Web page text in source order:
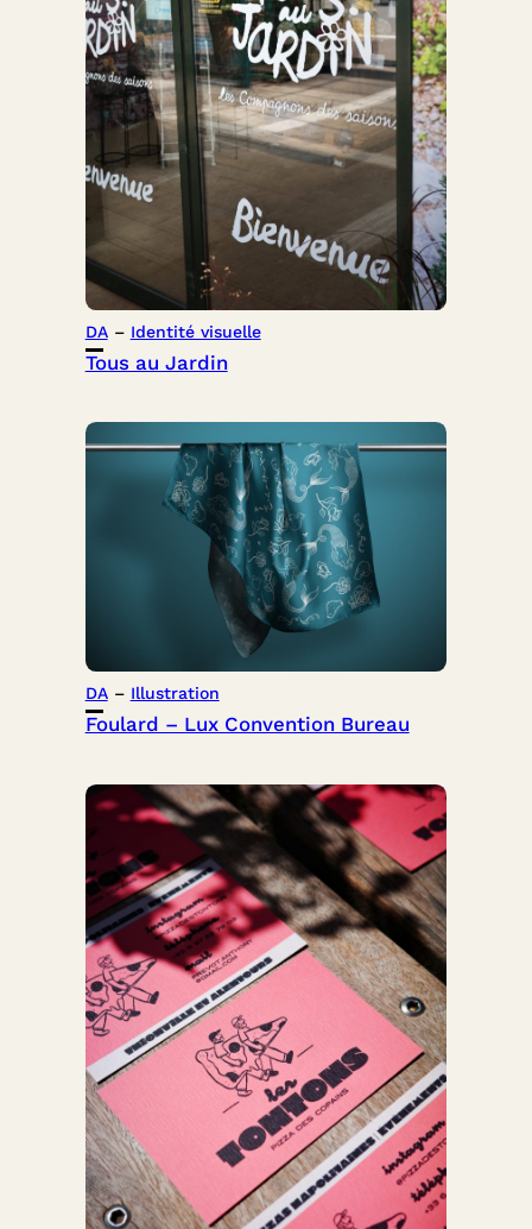
DA – Identité visuelle
Tous au Jardin
DA – Illustration
Foulard – Lux Convention Bureau